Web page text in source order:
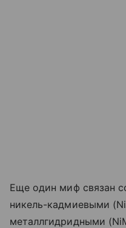
Еще один миф связан
никель-кадмиевыми
металлгидридными